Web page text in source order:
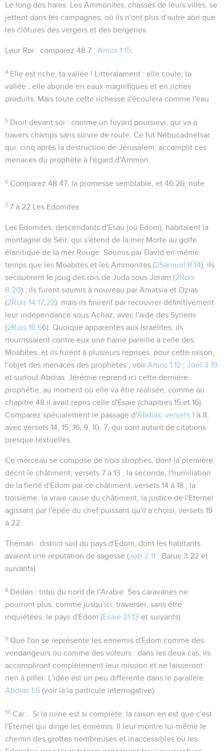
Le long des haies . Les Ammonites, chassés de leurs villes, se
jettent dans les campagnes, où ils n'ont plus d'autre abri que
les clôtures des vergers et des bergeries.
Leur Roi : comparez 48.7 ; Amos 1.15
4 Elle est riche, ta vallée ! Littéralament :elle coule, ta
vallée ; elle abonde en eaux magnifiques et en riches
produits. Mais toute cette richesse s'écoulera comme l'eau.
5 Droit devant soi : comme un fuyard poursuivi, qui va à
travers champs sans suivre de route. Ce fut Nébucadnetsar
qui, cinq après la destruction de Jérusalem, accomplit ces
menaces du prophète à l'égard d'Ammon.
6 Comparez48.47 , la promesse semblable, et46.26 , note.
7 7 à 22 Les Edomites
Les Edomites, descendants d'Esaü (ou Edom), habitaient la
montagne de Séïr, qui s'étend de la mer Morte au golfe
élanitique de la mer Rouge. Soumis par David en même
temps que les Moabites et les Ammonites (2Samuel 8.14), ils
secouèrent le joug des rois de Juda sous Joram (2Rois
8.20) ; ils furent soumis à nouveau par Amatsia et Ozias
(2Rois 14.17 22), mais ils finirent par recouvrer définitivement
leur indépendance sous Achaz, avec l'aide des Syriens
(2Rois 16.66). Quoique apparentés aux Israélites, ils
nourrissaient contre eux une haine pareille à celle des
Moabites, et ils furent à plusieurs reprises, pour cette raison,
l'objet des menaces des prophètes ; voir Amos 1.12 ; Joël 3.19
et surtout Abdias. Jérémie reprend ici cette dernière
prophétie, au moment où elle va être réalisée, comme au
chapitre 48 il avait repris celle d'Esaïe (chapitres 15 et 16).
Comparez spécialement le passage d'Abdias, versets 1 à 8,
avec versets 14, 15, 16, 9, 10, 7, qui sont autant de citations
presque textuelles.
Ce morceau se compose de trois strophes, dont la première
décrit le châtiment, versets 7 à 13 ; la seconde, l'humiliation
de la fierté d'Edom par ce châtiment, versets 14 à 18 ; la
troisième, la vraie cause du châtiment, la justice de l'Eternel
agissant par l'épée du chef puissant qu'il a choisi, versets 19
à 22.
Théman : district sud du pays d'Edom, dont les habitants
avaient une réputation de sagesse (Job 2.11 ; Baruc 3.22 et
suivants).
8 Dédan : tribu du nord de l'Arabie. Ses caravanes ne
pourront plus, comme jusqu'ici, traverser, sans être
inquiétées, le pays d'Edom (Esaïe 21.13 et suivants).
9 Que l'on se représente les ennemis d'Edom comme des
vendangeurs ou comme des voleurs : dans les deux cas, ils
accompliront complètement leur mission et ne laisseront
rien à piller. L'idée est un peu différente dans le parallèle
Abdias 1.5 (voir là la particule interrogative).
10 Car...
Si la ruine est si complète, la raison en est que c'est
l'Eternel qui dirige les ennemis. Il leur montre lui-même le
chemin des grottes nombreuses et inaccessibles où les